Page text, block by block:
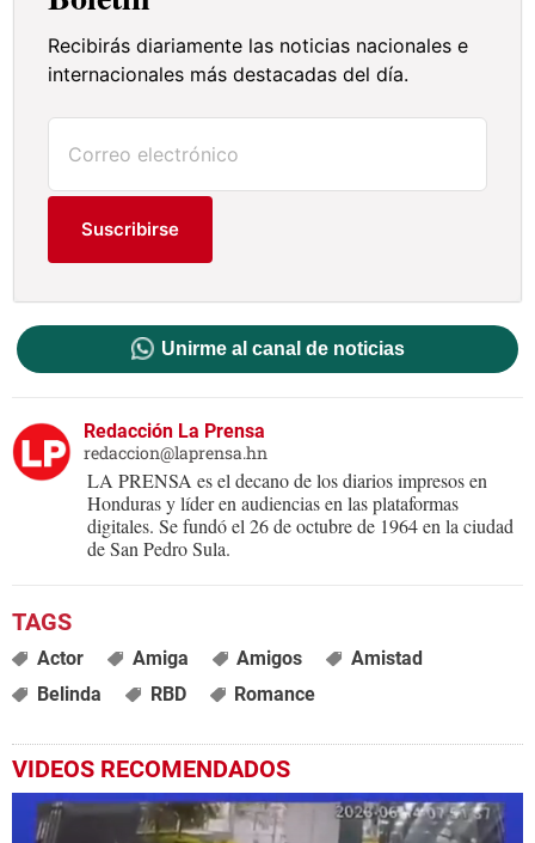
Recibirás diariamente las noticias nacionales e
internacionales más destacadas del día.
Suscribirse
Unirme al canal de noticias
Redacción La Prensa
redaccion@laprensa.hn
LA PRENSA es el decano de los diarios impresos en
Honduras y líder en audiencias en las plataformas
digitales. Se fundó el 26 de octubre de 1964 en la ciudad
de San Pedro Sula.
Actor Amiga Amigos
Amistad
Belinda
RBD Romance
VIDEOS RECOMENDADOS